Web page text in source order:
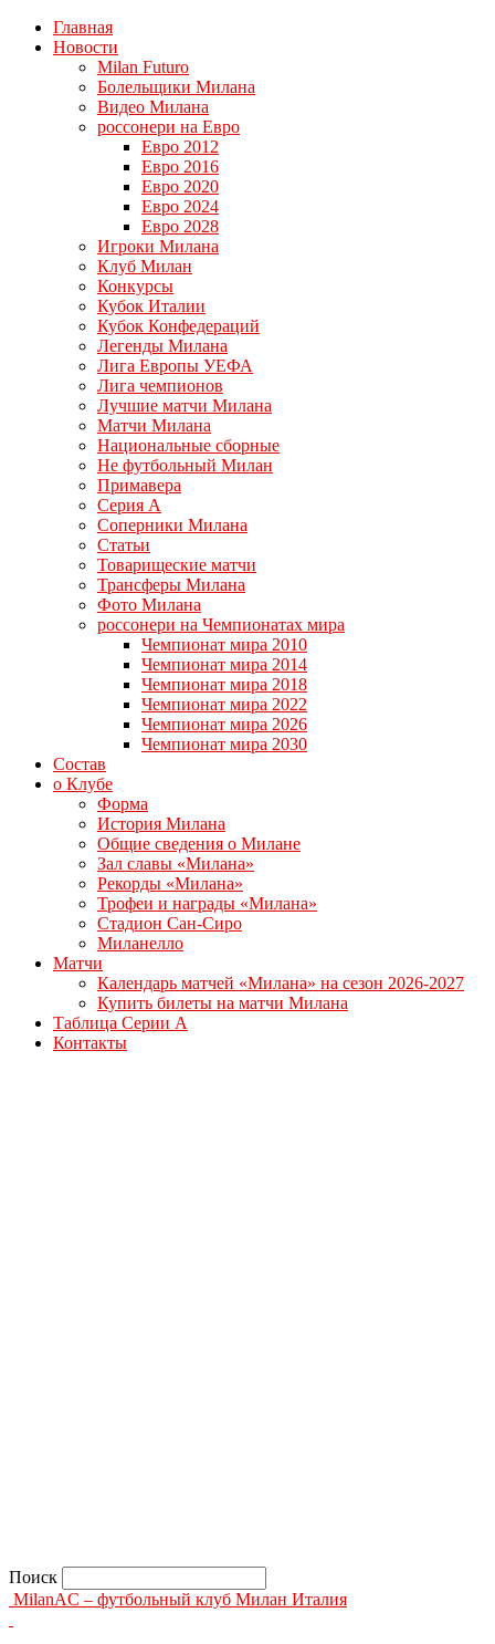
Главная
Новости
Milan Futuro
Болельщики Милана
Видео Милана
россонери на Евро
Евро 2012
Евро 2016
Евро 2020
Евро 2024
Евро 2028
Игроки Милана
Клуб Милан
Конкурсы
Кубок Италии
Кубок Конфедераций
Легенды Милана
Лига Европы УЕФА
Лига чемпионов
Лучшие матчи Милана
Матчи Милана
Национальные сборные
Не футбольный Милан
Примавера
Серия А
Соперники Милана
Статьи
Товарищеские матчи
Трансферы Милана
Фото Милана
россонери на Чемпионатах мира
Чемпионат мира 2010
Чемпионат мира 2014
Чемпионат мира 2018
Чемпионат мира 2022
Чемпионат мира 2026
Чемпионат мира 2030
Состав
о Клубе
Форма
История Милана
Общие сведения о Милане
Зал славы «Милана»
Рекорды «Милана»
Трофеи и награды «Милана»
Стадион Сан-Сиро
Миланелло
Матчи
Календарь матчей «Милана» на сезон 2026-2027
Купить билеты на матчи Милана
Таблица Серии А
Контакты
Поиск
MilanAC – футбольный клуб Милан Италия